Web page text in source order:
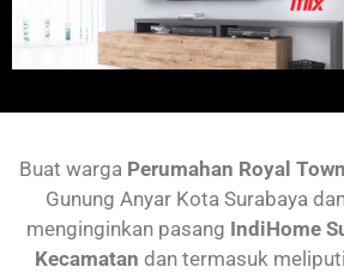
Buat warga Perumahan Royal
Gunung Anyar Kota Surabaya
menginginkan pasang IndiHome
Kecamatan dan termasuk